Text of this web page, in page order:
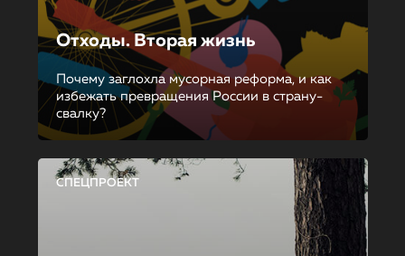
Отходы. Вторая жизнь
Почему заглохла мусорная реформа, и как
избежать превращения России в страну-
свалку?
СПЕЦПРОЕКТ